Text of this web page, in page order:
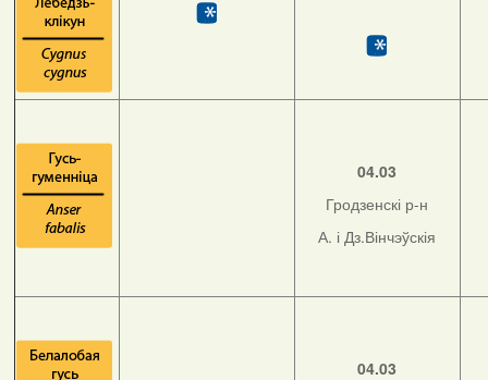
04.03
Гродзенскі р-н
А. і Дз.Вінчэўскія
04.03